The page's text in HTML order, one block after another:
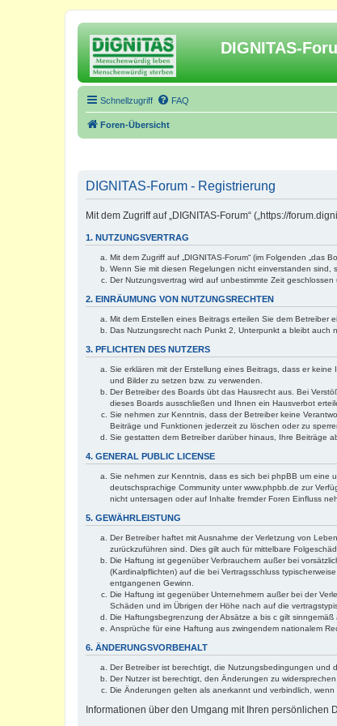
DIGNITAS-
Schnellzugriff FAQ
Foren-Übersicht
DIGNITAS-Forum - Registrierung
Mit dem Zugriff auf „DIGNITAS-Forum“ („https://
1. NUTZUNGSVERTRAG
Mit dem Zugriff auf „DIGNITAS-Forum“ (im Folgenden
Wenn Sie mit diesen Regelungen nicht einverstanden
Der Nutzungsvertrag wird auf unbestimmte Zeit
2. EINRÄUMUNG VON NUTZUNGSRECHTEN
Mit dem Erstellen eines Beitrags erteilen Sie dem Betreiber
Das Nutzungsrecht nach Punkt 2, Unterpunkt a bleibt auch
3. PFLICHTEN DES NUTZERS
Sie erklären mit der Erstellung eines Beitrags, dass er
und Bilder zu setzen bzw. zu verwenden.
Der Betreiber des Boards übt das Hausrecht aus. Bei
dieses Boards ausschließen und Ihnen ein Hausverbot
Sie nehmen zur Kenntnis, dass der Betreiber keine
Beiträge und Funktionen jederzeit zu löschen oder zu
Sie gestatten dem Betreiber darüber hinaus, Ihre Beiträge
4. GENERAL PUBLIC LICENSE
Sie nehmen zur Kenntnis, dass es sich bei phpBB um eine
deutschsprachige Community unter www.phpbb.de zur
nicht untersagen oder auf Inhalte fremder Foren Einfluss
5. GEWÄHRLEISTUNG
Der Betreiber haftet mit Ausnahme der Verletzung von
zurückzuführen sind. Dies gilt auch für mittelbare
Die Haftung ist gegenüber Verbrauchern außer bei
(Kardinalpflichten) auf die bei Vertragsschluss
entgangenen Gewinn.
Die Haftung ist gegenüber Unternehmern außer bei der
Schäden und im Übrigen der Höhe nach auf die
Die Haftungsbegrenzung der Absätze a bis c gilt
Ansprüche für eine Haftung aus zwingendem nationalem
6. ÄNDERUNGSVORBEHALT
Der Betreiber ist berechtigt, die Nutzungsbedingungen und
Der Nutzer ist berechtigt, den Änderungen zu
Die Änderungen gelten als anerkannt und verbindlich,
Informationen über den Umgang mit Ihren persönlichen